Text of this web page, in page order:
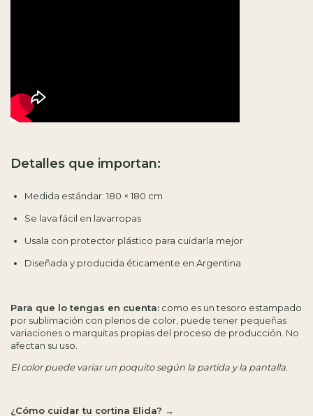
Detalles que importan:
Medida estándar: 180 × 180 cm
Se lava fácil en lavarropas
Usala con protector plástico para cuidarla mejor
Diseñada y producida éticamente en Argentina
Para que lo tengas en cuenta: como es un tesoro estampado
por sublimación con plenos de color, puede tener pequeñas
variaciones o marquitas propias del proceso de producción. No
afectan su uso.
El color puede variar un poquito según la partida y la pantalla.
¿Cómo cuidar tu cortina Elida? →